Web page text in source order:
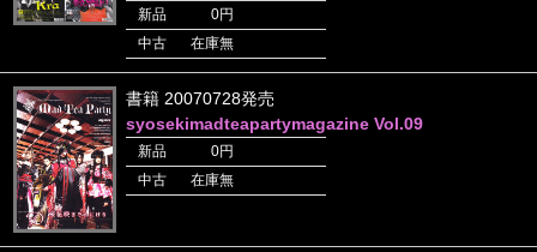
新品
0円
中古
在庫無
書籍 20070728発売
syosekimadteapartymagazine Vol.09
新品
0円
中古
在庫無